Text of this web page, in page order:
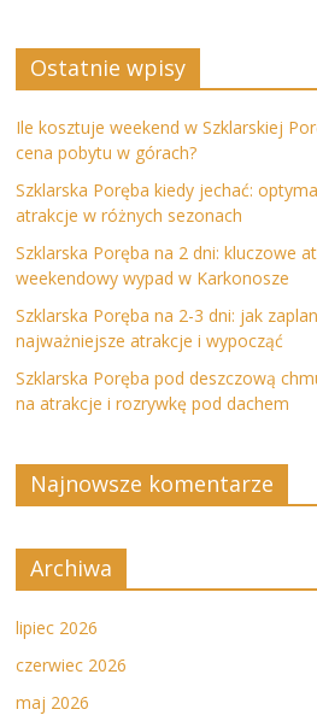
Ostatnie wpisy
Ile kosztuje weekend w Szklarskiej
cena pobytu w górach?
Szklarska Poręba kiedy jechać:
atrakcje w różnych sezonach
Szklarska Poręba na 2 dni: kluczowe
weekendowy wypad w Karkonosze
Szklarska Poręba na 2-3 dni: jak
najważniejsze atrakcje i wypocząć
Szklarska Poręba pod deszczową
na atrakcje i rozrywkę pod dachem
Najnowsze komentarze
Archiwa
lipiec 2026
czerwiec 2026
maj 2026